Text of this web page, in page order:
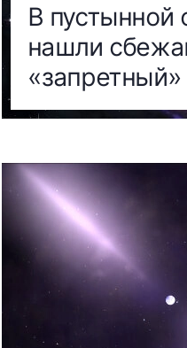
В пустынной
нашли
«запретный»